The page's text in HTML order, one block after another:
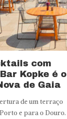
com
Kopke é o
de Gaia
de um terraço
e para o Douro.